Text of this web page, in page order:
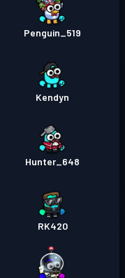
Penguin_519
Kendyn
Hunter_648
RK420